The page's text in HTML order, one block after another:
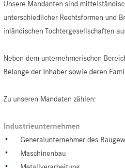
Unsere Mandanten sind
unterschiedlicher Rechtsformen und
inländischen Tochtergesellschaften
Neben dem unternehmerischen
Belange der Inhaber sowie deren
Zu unseren Mandaten zählen:
Industrieunternehmen
Generalunternehmer des
Maschinenbau